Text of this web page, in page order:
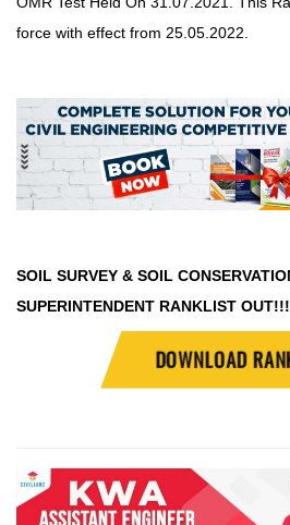
force with effect from 25.05.2022.
SOIL SURVEY & SOIL
SUPERINTENDENT RANKLIST OUT!!!
DOWNLOAD